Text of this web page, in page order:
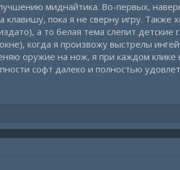
миднайтика. Во-первых,
пока я не сверну игру. Также
а то белая тема слепит детские
когда я произвожу выстрелы
оружие на нож, я при каждом клике
софт далеко и полностью